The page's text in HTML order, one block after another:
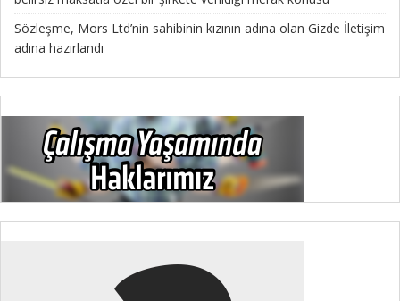
Sözleşme, Mors Ltd’nin sahibinin kızının adına olan Gizde İletişim
adına hazırlandı